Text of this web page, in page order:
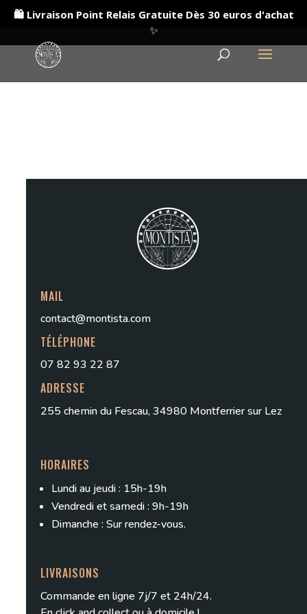
MAIL
contact@montista.com
TÉLÉPHONE
07 82 93 22 87
ADRESSE
255 chemin du Fescau, 34980 Montferrier sur Lez
HORAIRES
Lundi au jeudi : 15h-19h
Vendredi et samedi : 9h-19h
Dimanche : Sur rendez-vous.
LIVRAISONS
Commande en ligne 7j/7 et 24h/24.
🛍️ Livraison Point Relais Gratuite Dès 30 euros d'achat
✨